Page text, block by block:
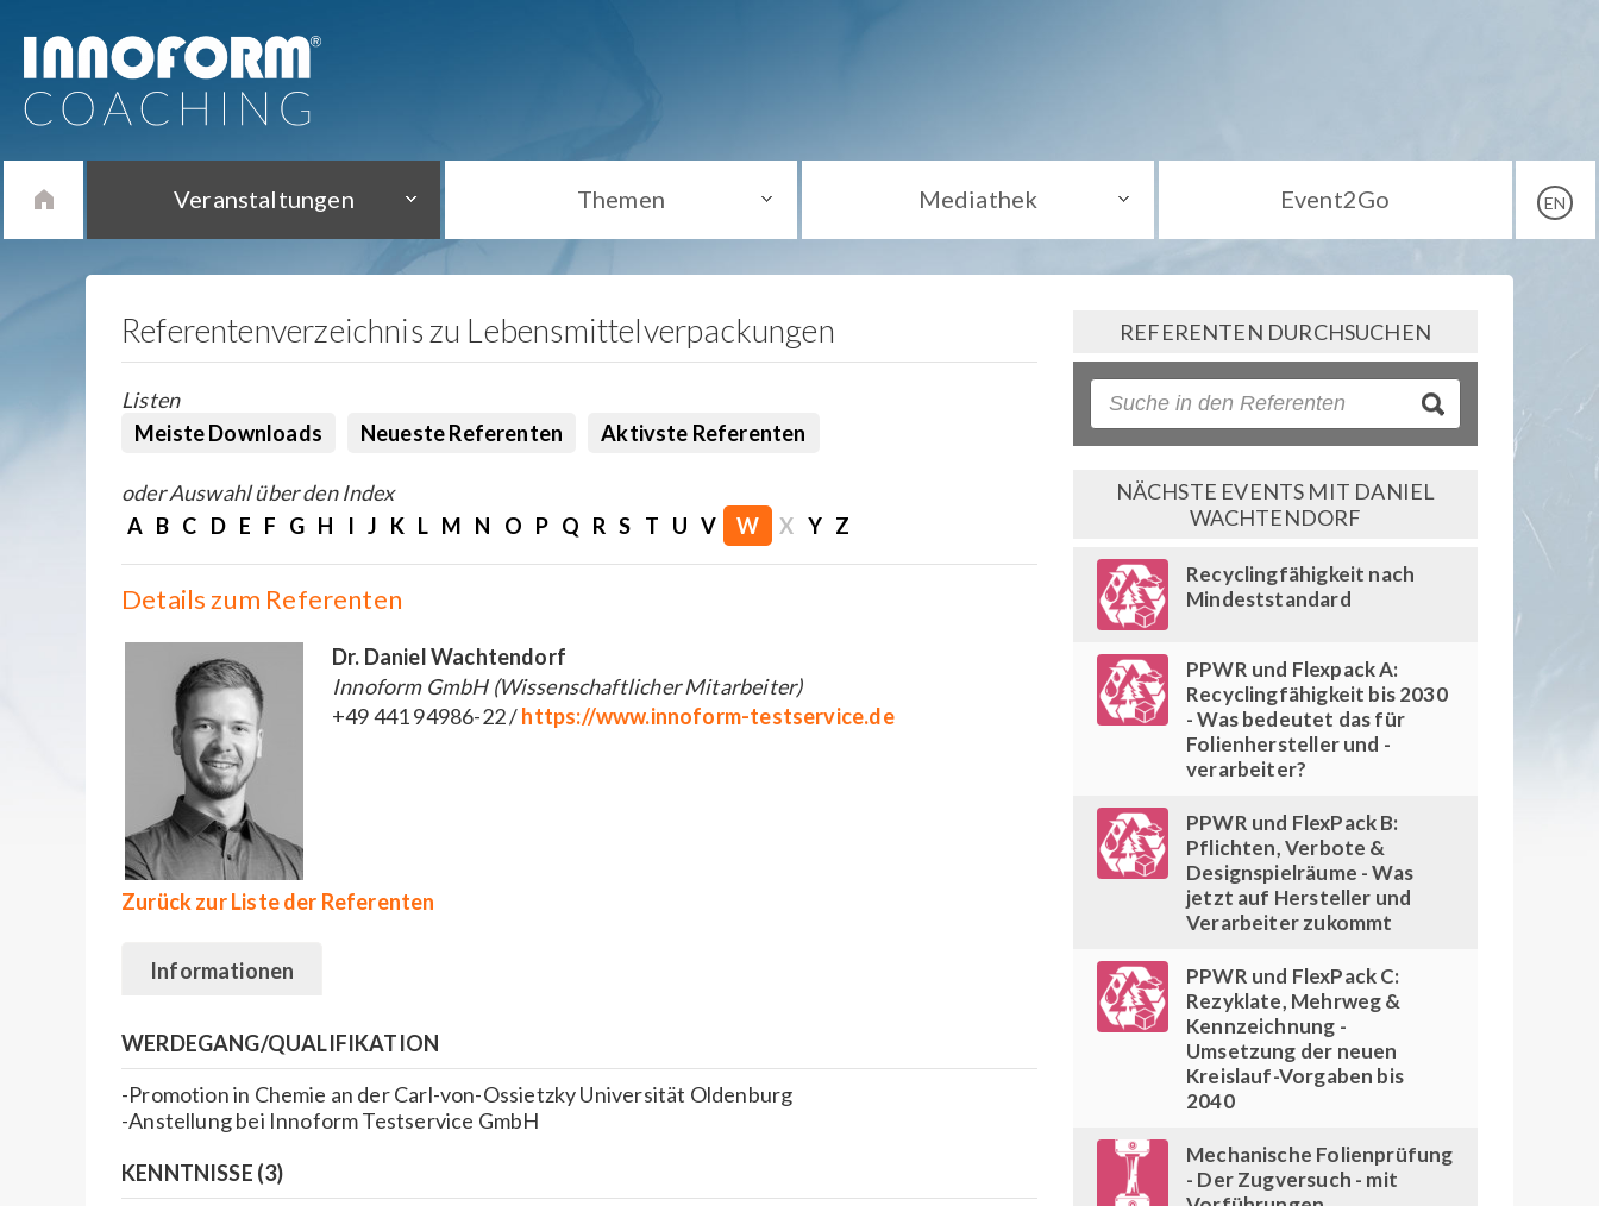
Veranstaltungen Themen Mediathek Event2Go EN
Referentenverzeichnis zu Lebensmittelverpackungen
Listen
Meiste Downloads
Neueste Referenten Aktivste Referenten
oder Auswahl über den Index
A B C D E F G H I J K L M N O P Q R S T U V W X Y Z
Details zum Referenten
Dr. Daniel Wachtendorf
Innoform GmbH (Wissenschaftlicher Mitarbeiter)
+49 441 94986-22 /https://www.innoform-testservice.de
Zurück zur Liste der Referenten
Informationen
WERDEGANG/QUALIFIKATION
-Promotion in Chemie an der Carl-von-Ossietzky Universität Oldenburg
-Anstellung bei Innoform Testservice GmbH
KENNTNISSE (3)
REFERENTEN DURCHSUCHEN
NÄCHSTE EVENTS MIT DANIEL
WACHTENDORF
Recyclingfähigkeit nach
Mindeststandard
PPWR und Flexpack A:
Recyclingfähigkeit bis 2030
- Was bedeutet das für
Folienhersteller und -
verarbeiter?
PPWR und FlexPack B:
Pflichten, Verbote &
Designspielräume - Was
jetzt auf Hersteller und
Verarbeiter zukommt
PPWR und FlexPack C:
Rezyklate, Mehrweg &
Kennzeichnung -
Umsetzung der neuen
Kreislauf-Vorgaben bis
2040
Mechanische Folienprüfung
- Der Zugversuch - mit